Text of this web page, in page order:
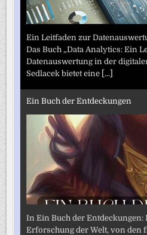
Ein Leitfaden zur
Das Buch „Data Analytics: Ein
Datenauswertung in der
Sedlacek bietet eine [...]
Ein Buch der Entdeckungen
In Ein Buch der Entdeckungen:
Erforschung der Welt, von den